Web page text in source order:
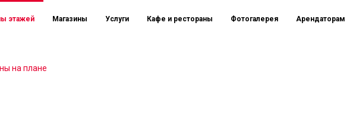
этажей Магазины Услуги Кафе и рестораны Фотогалерея Арендаторам
на плане